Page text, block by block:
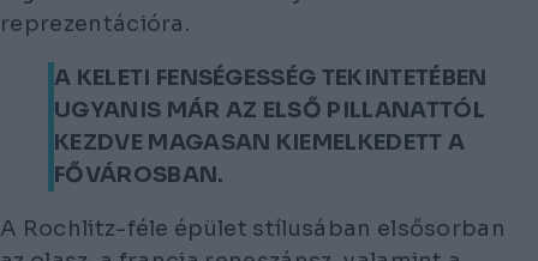
reprezentációra.
A KELETI FENSÉGESSÉG TEKINTETÉBEN
UGYANIS MÁR AZ ELSŐ PILLANATTÓL
KEZDVE MAGASAN KIEMELKEDETT A
FŐVÁROSBAN.
A Rochlitz-féle épület stílusában elsősorban